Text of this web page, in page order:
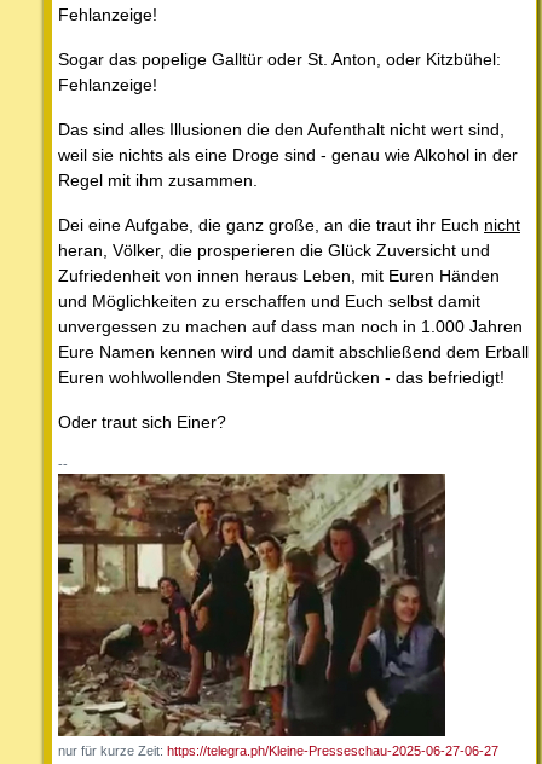
Fehlanzeige!
Sogar das popelige Galltür oder St. Anton, oder Kitzbühel:
Fehlanzeige!
Das sind alles Illusionen die den Aufenthalt nicht wert sind,
weil sie nichts als eine Droge sind - genau wie Alkohol in der
Regel mit ihm zusammen.
Dei eine Aufgabe, die ganz große, an die traut ihr Euch nicht
heran, Völker, die prosperieren die Glück Zuversicht und
Zufriedenheit von innen heraus Leben, mit Euren Händen
und Möglichkeiten zu erschaffen und Euch selbst damit
unvergessen zu machen auf dass man noch in 1.000 Jahren
Eure Namen kennen wird und damit abschließend dem Erball
Euren wohlwollenden Stempel aufdrücken - das befriedigt!
Oder traut sich Einer?
--
nur für kurze Zeit: https://telegra.ph/Kleine-Presseschau-2025-06-27-06-27